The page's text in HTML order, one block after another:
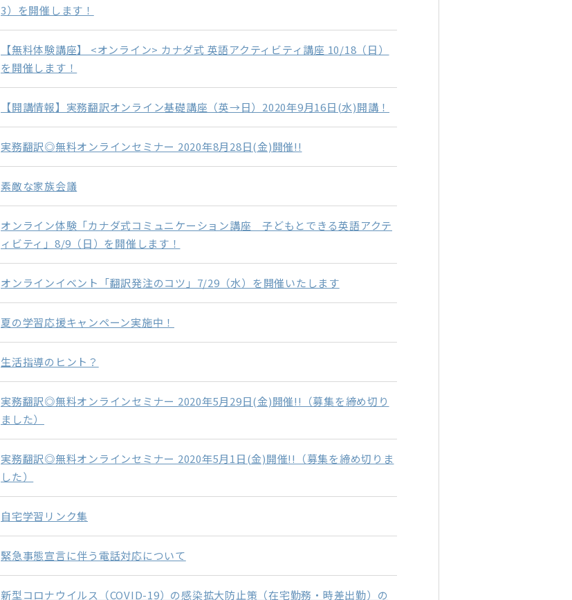
3）を開催します！
【無料体験講座】 <オンライン> カナダ式 英語アクティビティ講座 10/18（日）
を開催します！
【開講情報】実務翻訳オンライン基礎講座（英→日）2020年9月16日(水)開講！
実務翻訳◎無料オンラインセミナー 2020年8月28日(金)開催!!
素敵な家族会議
オンライン体験「カナダ式コミュニケーション講座 子どもとできる英語アクテ
ィビティ」8/9（日）を開催します！
オンラインイベント「翻訳発注のコツ」7/29（水）を開催いたします
夏の学習応援キャンペーン実施中！
生活指導のヒント？
実務翻訳◎無料オンラインセミナー 2020年5月29日(金)開催!!（募集を締め切り
ました）
実務翻訳◎無料オンラインセミナー 2020年5月1日(金)開催!!（募集を締め切りま
した）
自宅学習リンク集
緊急事態宣言に伴う電話対応について
新型コロナウイルス（COVID-19）の感染拡大防止策（在宅勤務・時差出勤）の